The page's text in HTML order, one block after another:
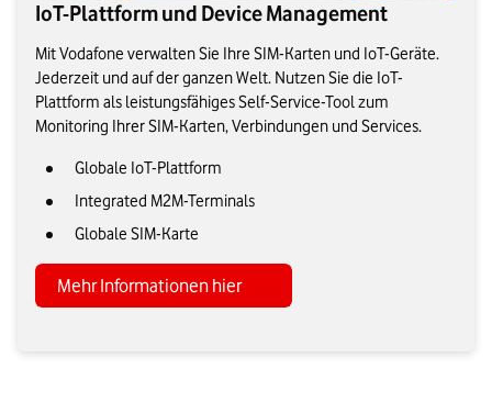
IoT-Plattform und Device Management
Mit Vodafone verwalten Sie Ihre SIM-Karten und IoT-Geräte.
Jederzeit und auf der ganzen Welt. Nutzen Sie die IoT-
Plattform als leistungsfähiges Self-Service-Tool zum
Monitoring Ihrer SIM-Karten, Verbindungen und Services.
Globale IoT-Plattform
Integrated M2M-Terminals
Globale SIM-Karte
Mehr Informationen hier